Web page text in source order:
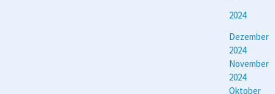
2024
Dezember
2024
November
2024
Oktober